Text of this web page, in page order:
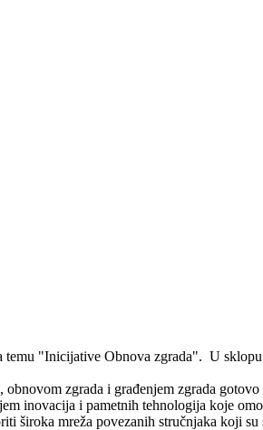
temu "Inicijative Obnova zgrada". U
zgrada i građenjem zgrada
inovacija i pametnih tehnologija koje
široka mreža povezanih stručnjaka koji